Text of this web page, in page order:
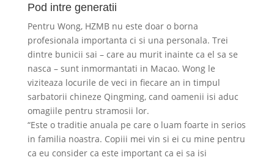
Pod intre generatii
Pentru Wong, HZMB nu este doar o borna
profesionala importanta ci si una personala. Trei
dintre bunicii sai – care au murit inainte ca el sa se
nasca – sunt inmormantati in Macao. Wong le
viziteaza locurile de veci in fiecare an in timpul
sarbatorii chineze Qingming, cand oamenii isi aduc
omagiile pentru stramosii lor.
“Este o traditie anuala pe care o luam foarte in serios
in familia noastra. Copiii mei vin si ei cu mine pentru
ca eu consider ca este important ca ei sa isi